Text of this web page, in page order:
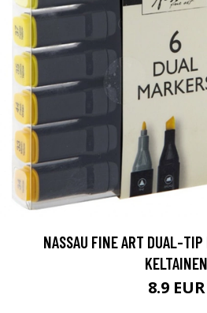
NASSAU FINE ART DUAL-
KELTAINEN
8.9 EUR